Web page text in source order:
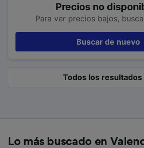
Precios no
Para ver precios bajos,
Buscar de nuevo
Todos los resultados
Lo más buscado en